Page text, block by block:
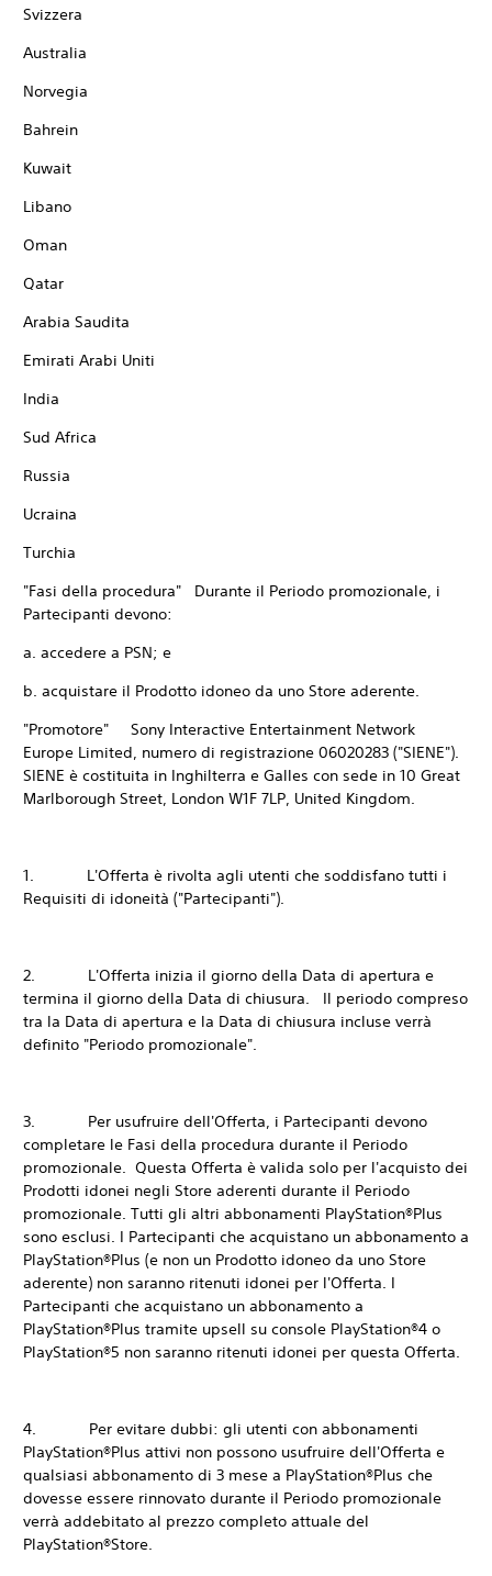
Svizzera
Australia
Norvegia
Bahrein
Kuwait
Libano
Oman
Qatar
Arabia Saudita
Emirati Arabi Uniti
India
Sud Africa
Russia
Ucraina
Turchia
"Fasi della procedura" Durante il Periodo promozionale, i
Partecipanti devono:
a. accedere a PSN; e
b. acquistare il Prodotto idoneo da uno Store aderente.
"Promotore" Sony Interactive Entertainment Network
Europe Limited, numero di registrazione 06020283 ("SIENE").
SIENE è costituita in Inghilterra e Galles con sede in 10 Great
Marlborough Street, London W1F 7LP, United Kingdom.
1. L'Offerta è rivolta agli utenti che soddisfano tutti i
Requisiti di idoneità ("Partecipanti").
2. L'Offerta inizia il giorno della Data di apertura e
termina il giorno della Data di chiusura. Il periodo compreso
tra la Data di apertura e la Data di chiusura incluse verrà
definito "Periodo promozionale".
3. Per usufruire dell'Offerta, i Partecipanti devono
completare le Fasi della procedura durante il Periodo
promozionale. Questa Offerta è valida solo per l'acquisto dei
Prodotti idonei negli Store aderenti durante il Periodo
promozionale. Tutti gli altri abbonamenti PlayStation®Plus
sono esclusi. I Partecipanti che acquistano un abbonamento a
PlayStation®Plus (e non un Prodotto idoneo da uno Store
aderente) non saranno ritenuti idonei per l'Offerta. I
Partecipanti che acquistano un abbonamento a
PlayStation®Plus tramite upsell su console PlayStation®4 o
PlayStation®5 non saranno ritenuti idonei per questa Offerta.
4. Per evitare dubbi: gli utenti con abbonamenti
PlayStation®Plus attivi non possono usufruire dell'Offerta e
qualsiasi abbonamento di 3 mese a PlayStation®Plus che
dovesse essere rinnovato durante il Periodo promozionale
verrà addebitato al prezzo completo attuale del
PlayStation®Store.